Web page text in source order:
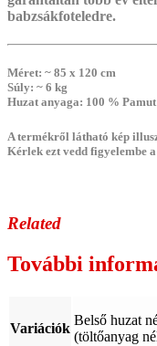
babzsákfoteledre.
Méret: ~ 85 x 120 cm
Súly: ~ 6 kg
Huzat anyaga: 100 % Pamut
A termékről látható kép
Kérlek ezt vedd figyelembe
Related
További
Variációk
Belső huzat
(töltőanyag